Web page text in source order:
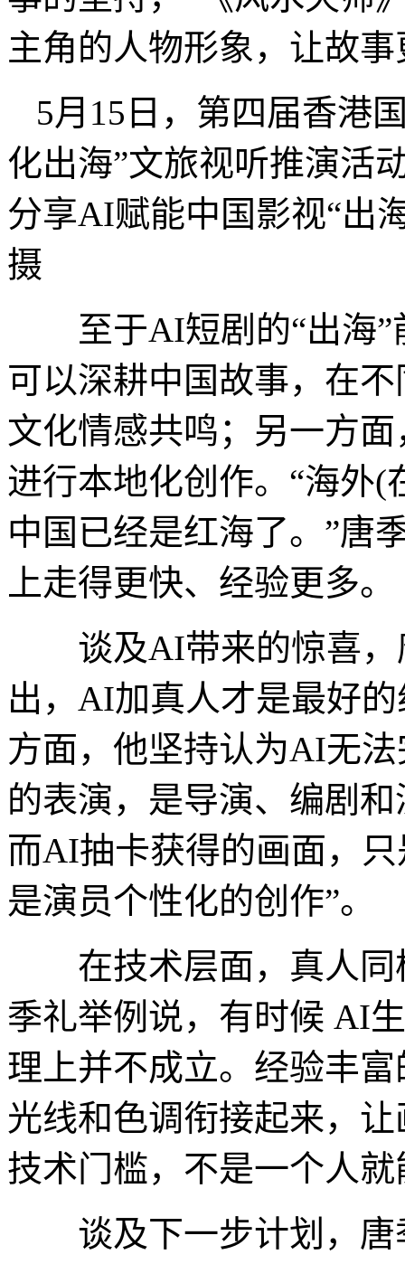
主角的人物形象，让故
5月15日，第四届香港
化出海”文旅视听推演活
分享AI赋能中国影视“
摄
至于AI短剧的“出海”
可以深耕中国故事，在
文化情感共鸣；另一方
进行本地化创作。“海外
中国已经是红海了。”唐
上走得更快、经验更多。
谈及AI带来的惊喜，
出，AI加真人才是最好
方面，他坚持认为AI无
的表演，是导演、编剧
而AI抽卡获得的画面，
是演员个性化的创作”。
在技术层面，真人同
季礼举例说，有时候 AI
理上并不成立。经验丰
光线和色调衔接起来，
技术门槛，不是一个人
谈及下一步计划，唐